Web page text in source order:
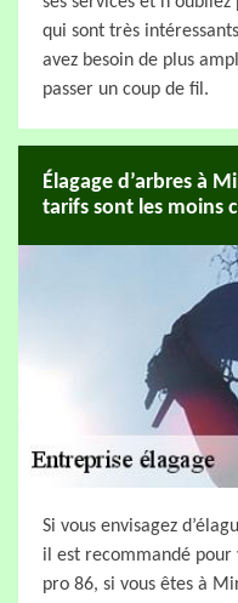
qui sont très
avez besoin de plus
passer un coup de fil.
Élagage d’arbres à
tarifs sont les moins
Si vous envisagez
il est recommandé pour
pro 86, si vous êtes à